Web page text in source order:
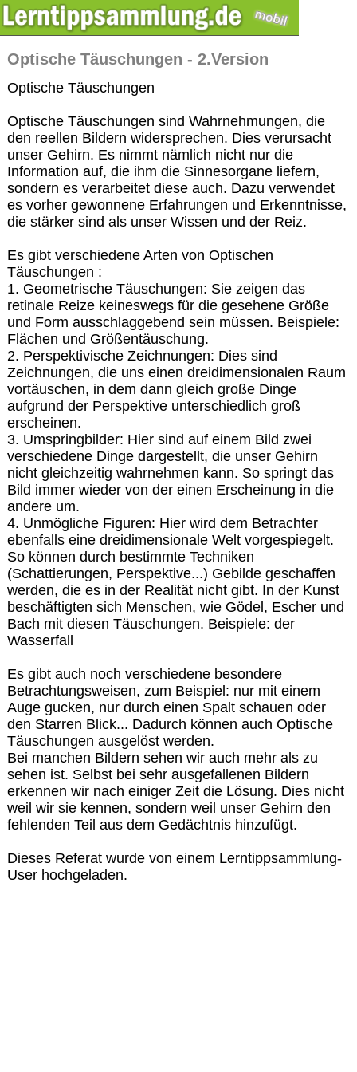
Optische Täuschungen - 2.Version
Optische Täuschungen
Optische Täuschungen sind Wahrnehmungen, die
den reellen Bildern widersprechen. Dies verursacht
unser Gehirn. Es nimmt nämlich nicht nur die
Information auf, die ihm die Sinnesorgane liefern,
sondern es verarbeitet diese auch. Dazu verwendet
es vorher gewonnene Erfahrungen und Erkenntnisse,
die stärker sind als unser Wissen und der Reiz.
Es gibt verschiedene Arten von Optischen
Täuschungen :
1. Geometrische Täuschungen: Sie zeigen das
retinale Reize keineswegs für die gesehene Größe
und Form ausschlaggebend sein müssen. Beispiele:
Flächen und Größentäuschung.
2. Perspektivische Zeichnungen: Dies sind
Zeichnungen, die uns einen dreidimensionalen Raum
vortäuschen, in dem dann gleich große Dinge
aufgrund der Perspektive unterschiedlich groß
erscheinen.
3. Umspringbilder: Hier sind auf einem Bild zwei
verschiedene Dinge dargestellt, die unser Gehirn
nicht gleichzeitig wahrnehmen kann. So springt das
Bild immer wieder von der einen Erscheinung in die
andere um.
4. Unmögliche Figuren: Hier wird dem Betrachter
ebenfalls eine dreidimensionale Welt vorgespiegelt.
So können durch bestimmte Techniken
(Schattierungen, Perspektive...) Gebilde geschaffen
werden, die es in der Realität nicht gibt. In der Kunst
beschäftigten sich Menschen, wie Gödel, Escher und
Bach mit diesen Täuschungen. Beispiele: der
Wasserfall
Es gibt auch noch verschiedene besondere
Betrachtungsweisen, zum Beispiel: nur mit einem
Auge gucken, nur durch einen Spalt schauen oder
den Starren Blick... Dadurch können auch Optische
Täuschungen ausgelöst werden.
Bei manchen Bildern sehen wir auch mehr als zu
sehen ist. Selbst bei sehr ausgefallenen Bildern
erkennen wir nach einiger Zeit die Lösung. Dies nicht
weil wir sie kennen, sondern weil unser Gehirn den
fehlenden Teil aus dem Gedächtnis hinzufügt.
Dieses Referat wurde von einem Lerntippsammlung-
User hochgeladen.